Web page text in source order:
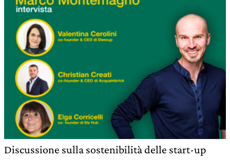
Discussione sulla sostenibilità delle start-up